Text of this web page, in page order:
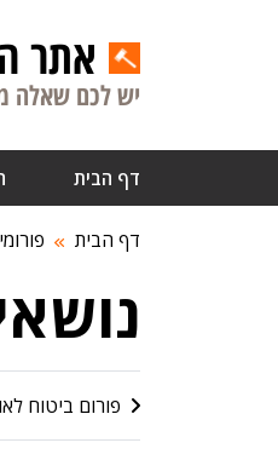
אתר
יש לכם שאלה
דף הבית
דף הבית
פורום ביטוח